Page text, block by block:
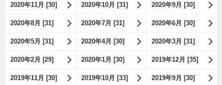
2020年11月 [30] 2020年10月 [31] 2020年9月 [30]
2020年8月 [31] 2020年7月 [31] 2020年6月 [30]
2020年5月 [31] 2020年4月 [30] 2020年3月 [31]
2020年2月 [29] 2020年1月 [30] 2019年12月 [35]
2019年11月 [30] 2019年10月 [33] 2019年9月 [30]